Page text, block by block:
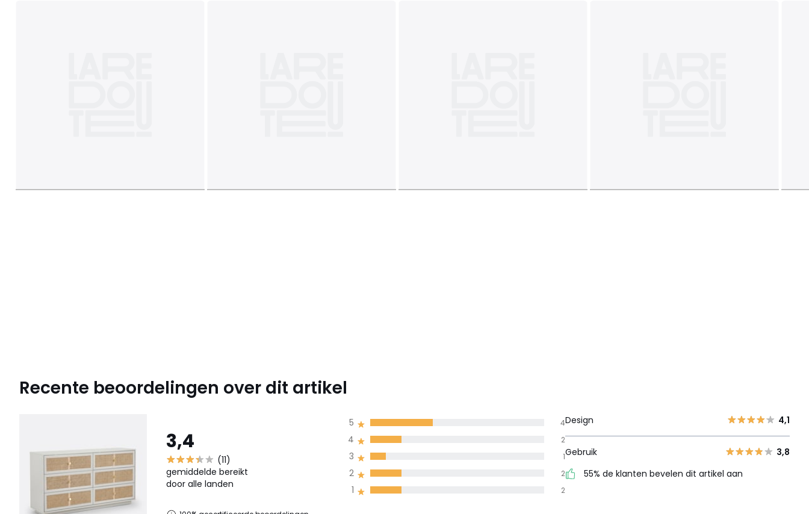
Recente beoordelingen over dit artikel
3,4
(11)
gemiddelde bereikt
door alle landen
1 2
2 2
3 1
4 2
5 4Design 4,1
Gebruik
3,8
55% de klanten bevelen dit artikel aan